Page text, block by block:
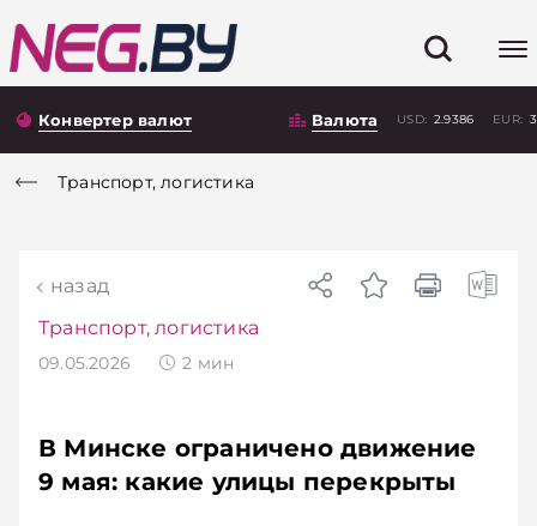
Конвертер валют Валюта USD: 2.9386 EUR:
Транспорт, логистика
назад
Транспорт, логистика
09.05.2026 2 мин
В Минске ограничено движение
9 мая: какие улицы перекрыты